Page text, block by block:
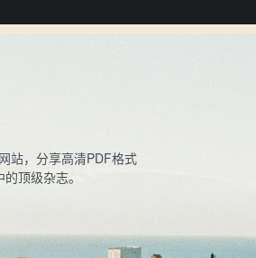
站，分享高清PDF格式
顶级杂志。